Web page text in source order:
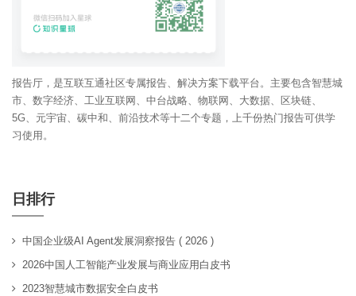
报告厅，是互联互通社区专属报告、解决方案下载平台。主要包含智慧城
市、数字经济、工业互联网、中台战略、物联网、大数据、区块链、
5G、元宇宙、碳中和、前沿技术等十二个专题，上千份热门报告可供学
习使用。
日排行
中国企业级AI Agent发展洞察报告 ( 2026 )
2026中国人工智能产业发展与商业应用白皮书
2023智慧城市数据安全白皮书